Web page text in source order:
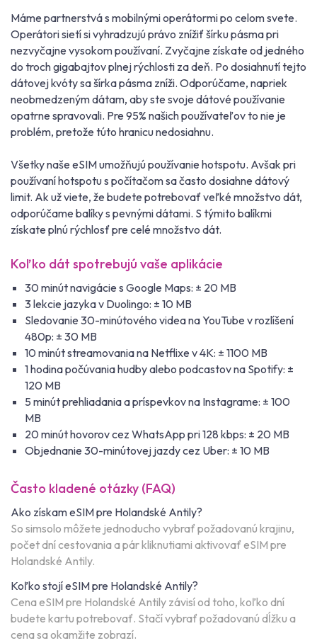
Máme partnerstvá s mobilnými operátormi po celom svete.
Operátori sietí si vyhradzujú právo znížiť šírku pásma pri
nezvyčajne vysokom používaní. Zvyčajne získate od jedného
do troch gigabajtov plnej rýchlosti za deň. Po dosiahnutí tejto
dátovej kvóty sa šírka pásma zníži. Odporúčame, napriek
neobmedzeným dátam, aby ste svoje dátové používanie
opatrne spravovali. Pre 95% našich používateľov to nie je
problém, pretože túto hranicu nedosiahnu.
Všetky naše eSIM umožňujú používanie hotspotu. Avšak pri
používaní hotspotu s počítačom sa často dosiahne dátový
limit. Ak už viete, že budete potrebovať veľké množstvo dát,
odporúčame balíky s pevnými dátami. S týmito balíkmi
získate plnú rýchlosť pre celé množstvo dát.
Koľko dát spotrebujú vaše aplikácie
30 minút navigácie s Google Maps: ± 20 MB
3 lekcie jazyka v Duolingo: ± 10 MB
Sledovanie 30-minútového videa na YouTube v rozlíšení
480p: ± 30 MB
10 minút streamovania na Netflixe v 4K: ± 1100 MB
1 hodina počúvania hudby alebo podcastov na Spotify: ±
120 MB
5 minút prehliadania a príspevkov na Instagrame: ± 100
MB
20 minút hovorov cez WhatsApp pri 128 kbps: ± 20 MB
Objednanie 30-minútovej jazdy cez Uber: ± 10 MB
Často kladené otázky (FAQ)
Ako získam eSIM pre Holandské Antily?
So simsolo môžete jednoducho vybrať požadovanú krajinu,
počet dní cestovania a pár kliknutiami aktivovať eSIM pre
Holandské Antily.
Koľko stojí eSIM pre Holandské Antily?
Cena eSIM pre Holandské Antily závisí od toho, koľko dní
budete kartu potrebovať. Stačí vybrať požadovanú dĺžku a
cena sa okamžite zobrazí.